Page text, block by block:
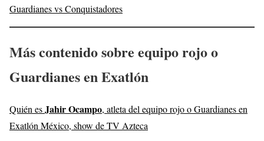
Guardianes vs Conquistadores
Más contenido sobre equipo rojo o
Guardianes en Exatlón
Quién esJahir Ocampo, atleta del equipo rojo o Guardianes en
Exatlón México, show de TV Azteca